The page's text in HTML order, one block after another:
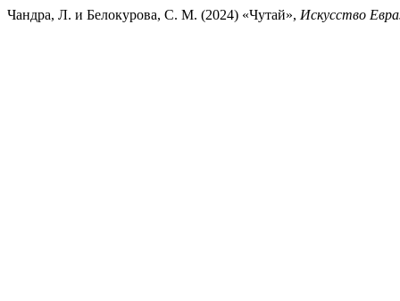
Чандра, Л. и Белокурова, С. М. (2024) «Чутай», Искусство